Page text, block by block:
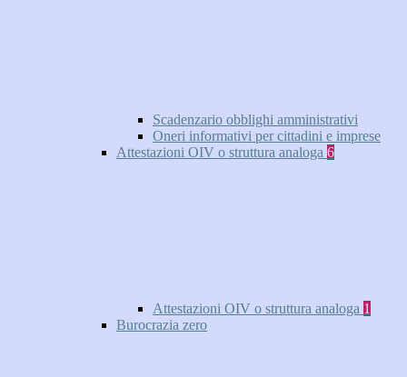
Scadenzario obblighi amministrativi
Oneri informativi per cittadini e imprese
Attestazioni OIV o struttura analoga 6
Attestazioni OIV o struttura analoga 1
Burocrazia zero